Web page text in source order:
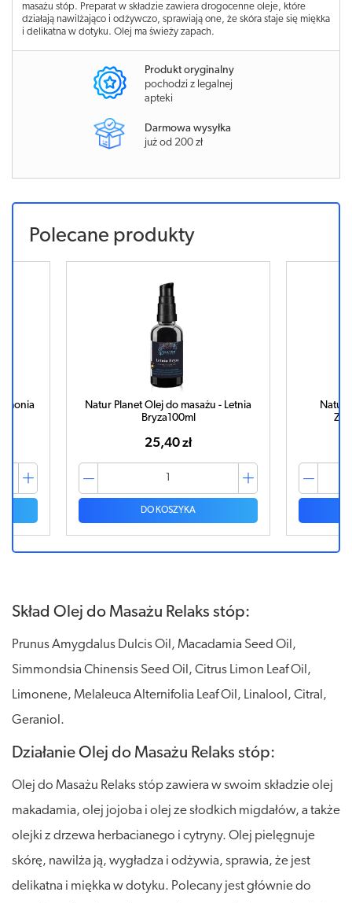
masażu stóp. Preparat w składzie zawiera drogocenne oleje, które
działają nawilżająco i odżywczo, sprawiają one, że skóra staje się miękka
i delikatna w dotyku. Olej ma świeży zapach.
Produkt oryginalny
pochodzi z legalnej
apteki
Darmowa wysyłka
już od 200 zł
Polecane produkty
Natur Planet Olej do masażu - Letnia
Bryza100ml
25,40 zł
DO KOSZYKA
Natur
Skład Olej do Masażu Relaks stóp:
Prunus Amygdalus Dulcis Oil, Macadamia Seed Oil,
Simmondsia Chinensis Seed Oil, Citrus Limon Leaf Oil,
Limonene, Melaleuca Alternifolia Leaf Oil, Linalool, Citral,
Geraniol.
Działanie Olej do Masażu Relaks stóp:
Olej do Masażu Relaks stóp zawiera w swoim składzie olej
makadamia, olej jojoba i olej ze słodkich migdałów, a także
olejki z drzewa herbacianego i cytryny. Olej pielęgnuje
skórę, nawilża ją, wygładza i odżywia, sprawia, że jest
delikatna i miękka w dotyku. Polecany jest głównie do